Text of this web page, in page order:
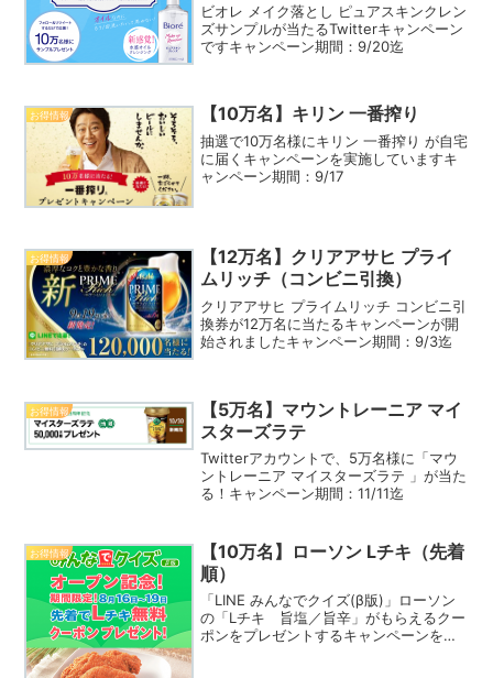
ビオレ メイク落とし ピュアスキンクレン
ズサンプルが当たるTwitterキャンペーン
ですキャンペーン期間：9/20迄
お得情報 【10万名】キリン 一番搾り
抽選で10万名様にキリン 一番搾り が自宅
に届くキャンペーンを実施していますキ
ャンペーン期間：9/17
お得情報
【12万名】クリアアサヒ プライ
ムリッチ（コンビニ引換）
クリアアサヒ プライムリッチ コンビニ引
換券が12万名に当たるキャンペーンが開
始されましたキャンペーン期間：9/3迄
お得情報
【5万名】マウントレーニア マイ
スターズラテ
Twitterアカウントで、5万名様に「マウ
ントレーニア マイスターズラテ 」が当た
る！キャンペーン期間：11/11迄
お得情報
【10万名】ローソン Lチキ（先着
順）
「LINE みんなでクイズ(β版)」ローソン
の「Lチキ 旨塩／旨辛」がもらえるクー
ポンをプレゼントするキャンペーンを開